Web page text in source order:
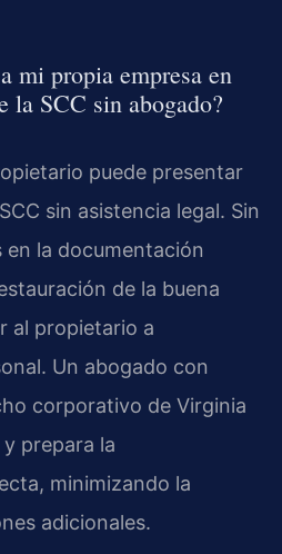
mi propia empresa en
la SCC sin abogado?
puede presentar
sin asistencia legal. Sin
la documentación
de la buena
al propietario a
Un abogado con
corporativo de Virginia
prepara la
minimizando la
adicionales.